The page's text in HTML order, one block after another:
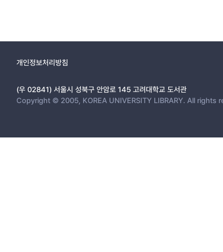
개인정보처리방침
(우 02841) 서울시 성북구 안암로 145 고려대학교 도서관
Copyright © 2005, KOREA UNIVERSITY LIBRARY. All rights